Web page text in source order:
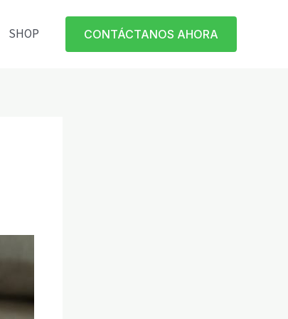
SHOP CONTÁCTANOS AHORA